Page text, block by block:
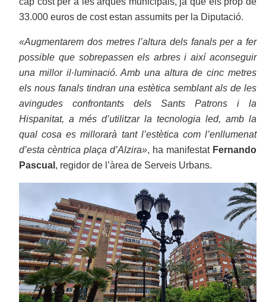
33.000 euros de cost estan assumits per la Diputació.
«Augmentarem dos metres l’altura dels fanals per a fer
possible que sobrepassen els arbres i així aconseguir
una millor il·luminació. Amb una altura de cinc metres
els nous fanals tindran una estètica semblant als de les
avingudes confrontants dels Sants Patrons i la
Hispanitat, a més d’utilitzar la tecnologia led, amb la
qual cosa es millorarà tant l’estètica com l’enllumenat
d’esta cèntrica plaça d’Alzira», ha manifestatFernando
Pascual , regidor de l’àrea de Serveis Urbans.